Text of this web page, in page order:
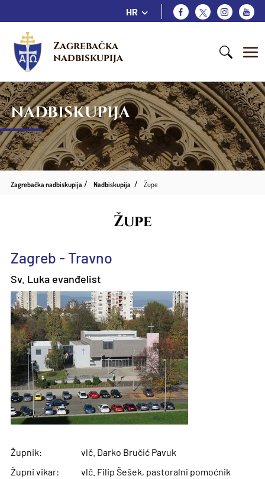
HR
Zagrebačka
nadbiskupija
NADBISKUPIJA
Zagrebačka nadbiskupija Nadbiskupija Župe
Župe
Zagreb - Travno
Sv. Luka evanđelist
Župnik:
vlč. Darko Bručić Pavuk
Župni vikar:
vlč. Filip Šešek, pastoralni pomoćnik